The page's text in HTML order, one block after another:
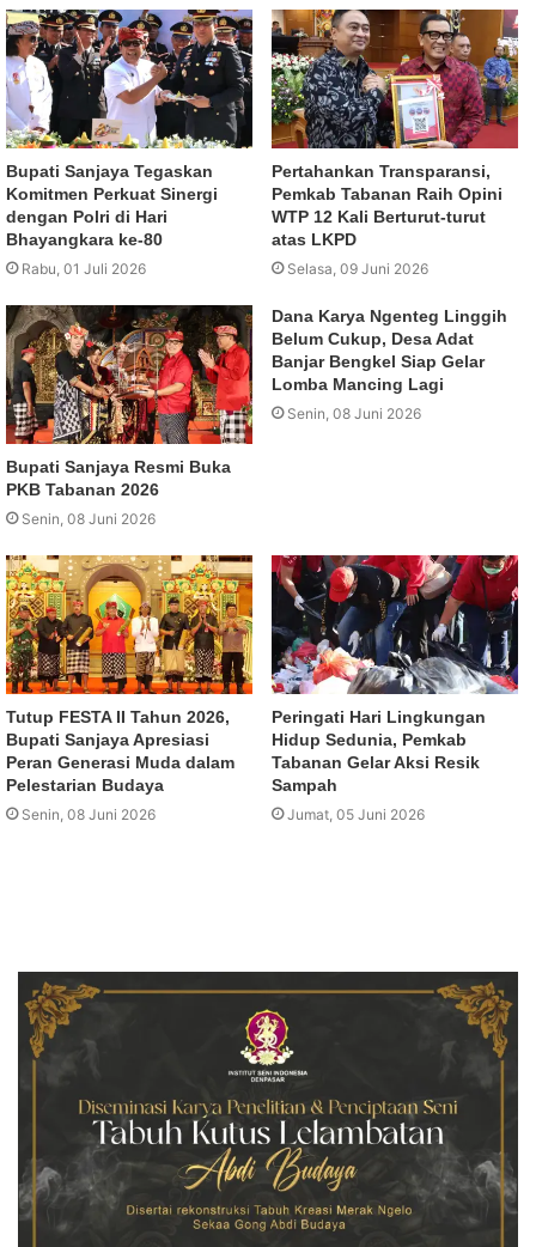
Bupati Sanjaya Tegaskan
Komitmen Perkuat Sinergi
dengan Polri di Hari
Bhayangkara ke-80
Rabu, 01 Juli 2026
Pertahankan Transparansi,
Pemkab Tabanan Raih Opini
WTP 12 Kali Berturut-turut
atas LKPD
Selasa, 09 Juni 2026
Bupati Sanjaya Resmi Buka
PKB Tabanan 2026
Senin, 08 Juni 2026
Dana Karya Ngenteg Linggih
Belum Cukup, Desa Adat
Banjar Bengkel Siap Gelar
Lomba Mancing Lagi
Senin, 08 Juni 2026
Tutup FESTA II Tahun 2026,
Bupati Sanjaya Apresiasi
Peran Generasi Muda dalam
Pelestarian Budaya
Senin, 08 Juni 2026
Peringati Hari Lingkungan
Hidup Sedunia, Pemkab
Tabanan Gelar Aksi Resik
Sampah
Jumat, 05 Juni 2026